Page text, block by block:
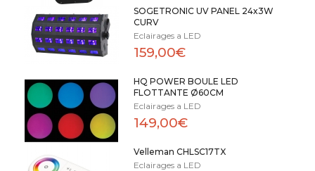
SOGETRONIC UV PANEL 24x3W
CURV
Eclairages a LED
159,00€
HQ POWER BOULE LED
FLOTTANTE Ø60CM
Eclairages a LED
149,00€
Velleman CHLSC17TX
Eclairages a LED